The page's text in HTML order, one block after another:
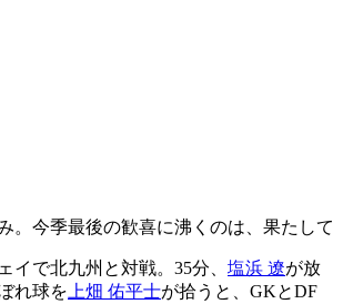
。今季最後の歓喜に沸くのは、果たして
イで北九州と対戦。35分、 塩浜 遼が放
れ球を 上畑 佑平士が拾うと、GKとDF